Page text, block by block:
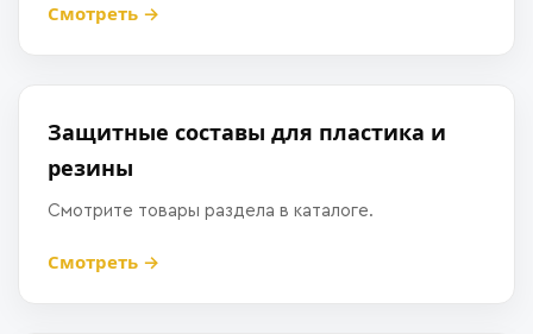
Смотреть →
Защитные составы для пластика и
резины
Смотрите товары раздела в каталоге.
Смотреть →